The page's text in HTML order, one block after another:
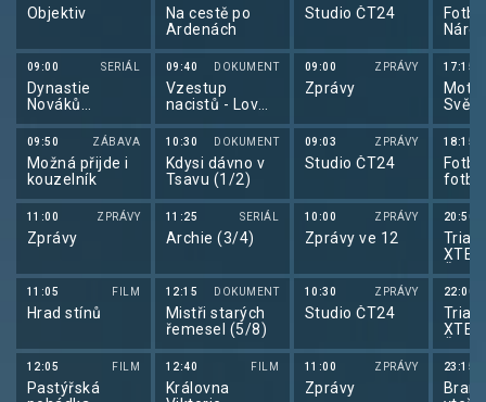
manželství.
pan Vlček náhle
opustil rodinu s
malým dítětem.
Díky své
dokáže získat
informace a
pátrat na vlastní
pěst. Přitom
pronikne až do
Vlčkova
zaměstnání a
dokonce se
domnělého
kanadského
syna.
nakonec dovede
Žilková), Vlčkově
Objektiv
09:00 SERIÁL
Dynastie
Nováků
(11/13)
09:50 ZÁBAVA
Možná přijde i
kouzelník
11:00 ZPRÁVY
Zprávy
11:05 FILM
Hrad stínů
12:05 FILM
Pastýřská
Na cestě po
Ardenách
09:40 DOKUMENT
Vzestup
nacistů - Lov
(1/3)
10:30 DOKUMENT
Kdysi dávno v
Tsavu (1/2)
11:25 SERIÁL
Archie (3/4)
12:15 DOKUMENT
Mistři starých
řemesel (5/8)
12:40 FILM
Královna
Studio ČT24
09:00 ZPRÁVY
Zprávy
09:03 ZPRÁVY
Studio ČT24
10:00 ZPRÁVY
Zprávy ve 12
10:30 ZPRÁVY
Studio ČT24
11:00 ZPRÁVY
Zprávy
17:15
Svět
18:15
2026
20:50
22:00
23:15